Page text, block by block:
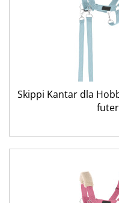
Skippi Kantar dla